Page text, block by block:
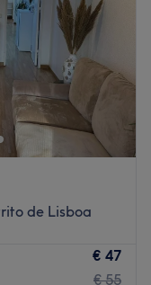
de Lisboa
€ 47
€ 55